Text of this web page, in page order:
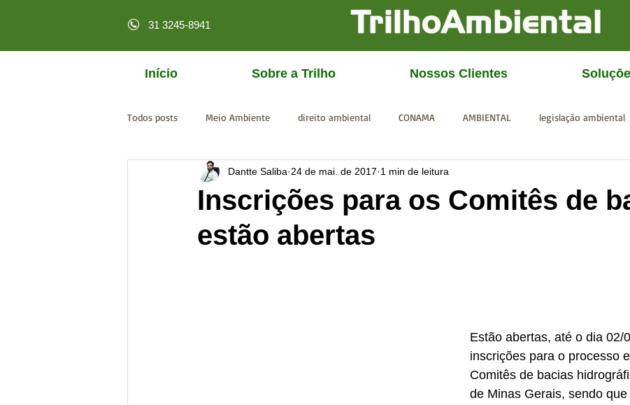
31 3245-8941
Início Sobre a Trilho Nossos Clientes
Todos posts Meio Ambiente direito ambiental CONAMA AMBIENTAL legislação ambiental
licenciamento online MPF CGU IBAMA SISEMA
Inscrições para os Comitês de
estão abertas
Dantte Saliba 24 de mai. de 2017 1 min de leitura
Estão abertas, até o dia 02/
inscrições para o processo
Comitês de bacias
de Minas Gerais, sendo